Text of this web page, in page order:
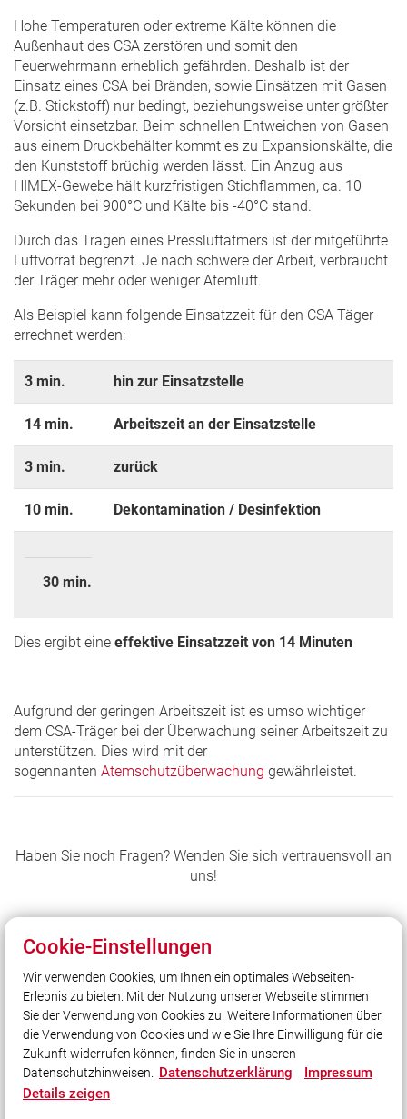
Hohe Temperaturen oder extreme Kälte können die
Außenhaut des CSA zerstören und somit den
Feuerwehrmann erheblich gefährden. Deshalb ist der
Einsatz eines CSA bei Bränden, sowie Einsätzen mit Gasen
(z.B. Stickstoff) nur bedingt, beziehungsweise unter größter
Vorsicht einsetzbar. Beim schnellen Entweichen von Gasen
aus einem Druckbehälter kommt es zu Expansionskälte, die
den Kunststoff brüchig werden lässt. Ein Anzug aus
HIMEX-Gewebe hält kurzfristigen Stichflammen, ca. 10
Sekunden bei 900°C und Kälte bis -40°C stand.
Durch das Tragen eines Pressluftatmers ist der mitgeführte
Luftvorrat begrenzt. Je nach schwere der Arbeit, verbraucht
der Träger mehr oder weniger Atemluft.
Als Beispiel kann folgende Einsatzzeit für den CSA Täger
errechnet werden:
3 min. hin zur Einsatzstelle
14 min. Arbeitszeit an der Einsatzstelle
3 min. zurück
10 min. Dekontamination / Desinfektion
30 min.
Dies ergibt eine effektive Einsatzzeit von 14 Minuten
Aufgrund der geringen Arbeitszeit ist es umso wichtiger
dem CSA-Träger bei der Überwachung seiner Arbeitszeit zu
unterstützen. Dies wird mit der
sogennanten Atemschutzüberwachung gewährleistet.
Haben Sie noch Fragen? Wenden Sie sich vertrauensvoll an
uns!
Unser Leitsatz
Cool genug…
…für ein heißes Hobby?
Social Media
Cookie-Einstellungen
Wir verwenden Cookies, um Ihnen ein optimales Webseiten-
Erlebnis zu bieten. Mit der Nutzung unserer Webseite stimmen
Sie der Verwendung von Cookies zu. Weitere Informationen über
die Verwendung von Cookies und wie Sie Ihre Einwilligung für die
Zukunft widerrufen können, finden Sie in unseren
Datenschutzhinweisen. Datenschutzerklärung
Impressum
Details zeigen